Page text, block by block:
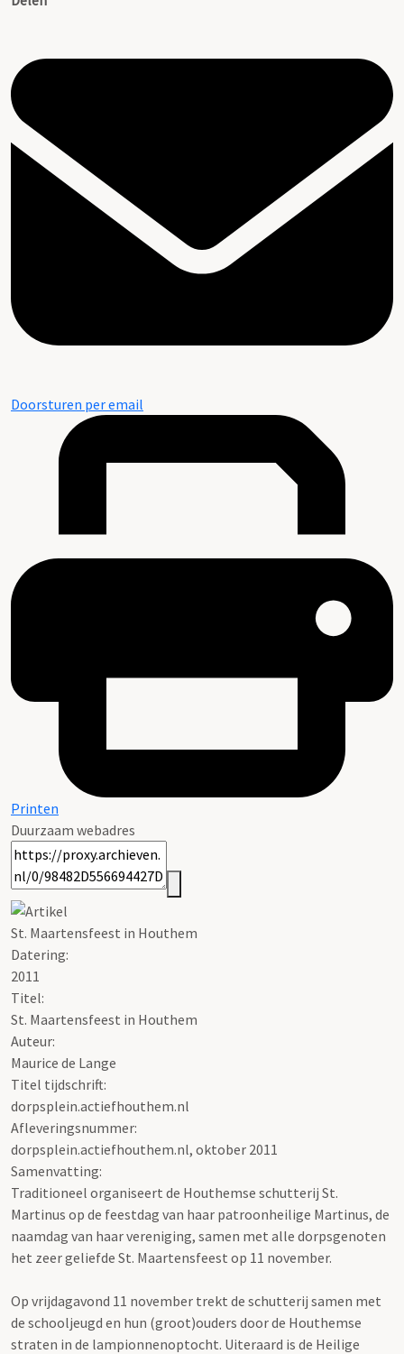
Doorsturen per email
Printen
Duurzaam webadres
St. Maartensfeest in Houthem
Datering:
2011
Titel:
St. Maartensfeest in Houthem
Auteur:
Maurice de Lange
Titel tijdschrift:
dorpsplein.actiefhouthem.nl
Afleveringsnummer:
dorpsplein.actiefhouthem.nl, oktober 2011
Samenvatting:
Traditioneel organiseert de Houthemse schutterij St.
Martinus op de feestdag van haar patroonheilige Martinus, de
naamdag van haar vereniging, samen met alle dorpsgenoten
het zeer geliefde St. Maartensfeest op 11 november.
Op vrijdagavond 11 november trekt de schutterij samen met
de schooljeugd en hun (groot)ouders door de Houthemse
straten in de lampionnenoptocht. Uiteraard is de Heilige